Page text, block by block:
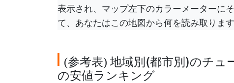
表示され、マップ左下のカラーメーターに
て、あなたはこの地図から何を読み取りま
(参考表) 地域別(都市別)のチュ
の安値ランキング